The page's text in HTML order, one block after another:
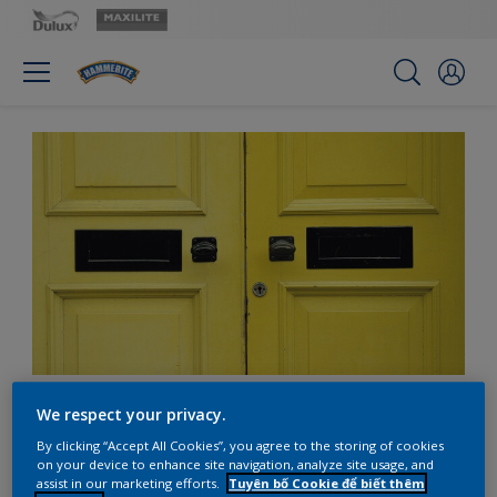
Xây cho riêng mình căn
nhà bằng vàng
We respect your privacy.
By clicking “Accept All Cookies”, you agree to the storing of cookies
on your device to enhance site navigation, analyze site usage, and
assist in our marketing efforts.
Tuyên bố Cookie để biết thêm